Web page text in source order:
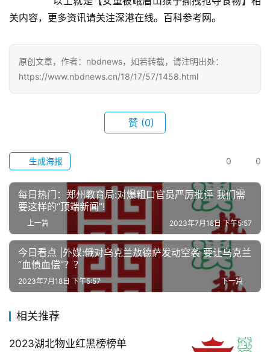
武
汉
事
游
滚
关内容，更多资讯请关注深港在线。百科参考网。
原创文章，作者：nbdnews，如若转载，请注明出处：
https://www.nbdnews.cn/18/17/57/1458.html
赞 (0)
0 0
生成海报
每日热门：郑州教育局:对爆粗口官员严厉批评 我们需
要这样的“顶端新闻”!
上一篇 2023年7月18日 下午5:57
今日看点 |外媒:俄对乌克兰敖德萨发动空袭 要让乌克兰
“血债血偿”？？
下一篇
2023年7月18日 下午5:57
相关推荐
2023湖北物业红黑榜榜单